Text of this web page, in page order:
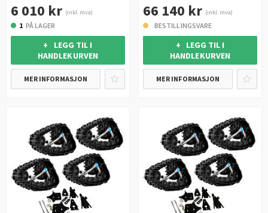
6 010 kr (inkl. mva)
1 PÅ LAGER
+ LEGG TIL I
HANDLEKURVEN
MER INFORMASJON
66 140 kr (inkl. mva)
BESTILLINGSVARE
+ LEGG TIL I
HANDLEKURVEN
MER INFORMASJON